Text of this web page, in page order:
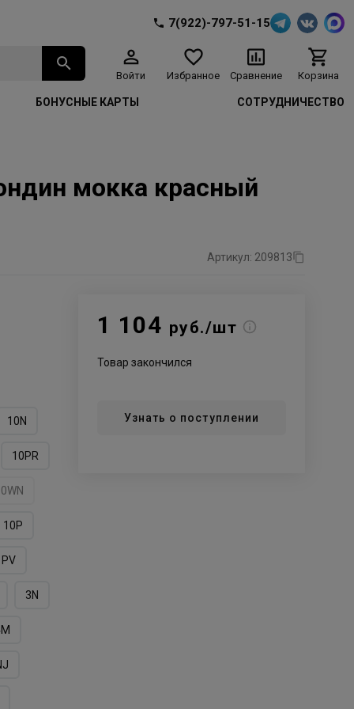
7(922)-797-51-15
Войти Избранное Сравнение Корзина
БОНУСНЫЕ КАРТЫ СОТРУДНИЧЕСТВО
мокка красный
Артикул: 209813
10N
10PR
10Р
3N
1 104 руб./шт
Товар закончился
Узнать о поступлении